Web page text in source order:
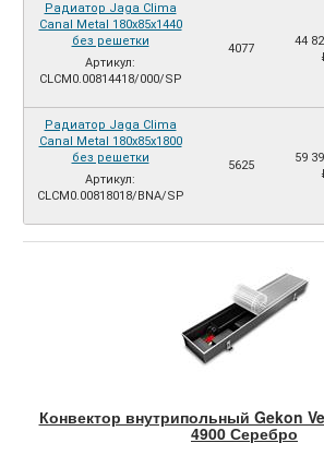
Радиатор Jaga Clima
Canal Metal 180х85х1440
без решетки
Артикул:
CLCM0.00814418/000/SP
4077
44
Радиатор Jaga Clima
Canal Metal 180х85х1800
без решетки
Артикул:
CLCM0.00818018/BNA/SP
5625
59
Конвектор внутрипольный Gekon
4900 Серебро